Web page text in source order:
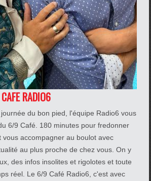
RADIO6
du bon pied, l'équipe Radio6 vous
6/9 Café. 180 minutes pour fredonner
vous accompagner au boulot avec
au plus proche de chez vous. On y
des infos insolites et rigolotes et toute
réel. Le 6/9 Café Radio6, c'est avec